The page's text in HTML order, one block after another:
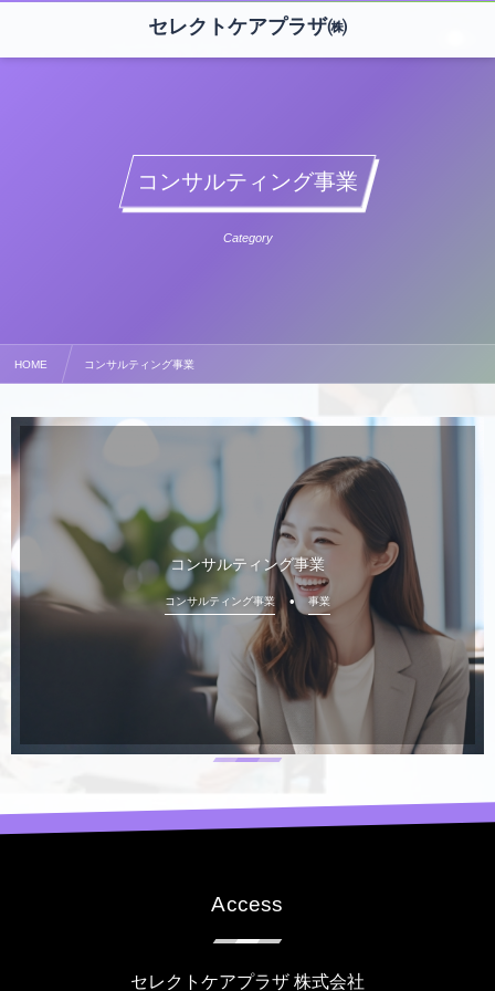
セレクトケアプラザ㈱
コンサルティング事業
Category
HOME コンサルティング事業
コンサルティング事業
コンサルティング事業 事業
Access
セレクトケアプラザ 株式会社